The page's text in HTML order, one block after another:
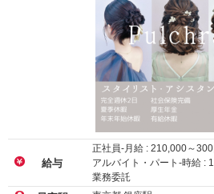
給与
正社員-月給 : 210,000～
アルバイト・パート-時給 :
業務委託